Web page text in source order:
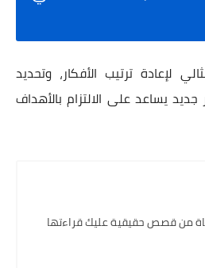
لإعادة ترتيب الأفكار، وتحديد
جديد يساعد على الالتزام بالأهداف